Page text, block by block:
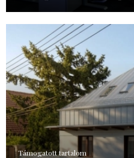
Támogatott tartalom